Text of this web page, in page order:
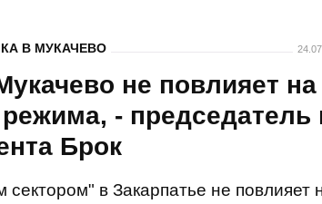
В МУКАЧЕВО
не повлияет
режима, - председатель
Брок
в Закарпатье не повлияет